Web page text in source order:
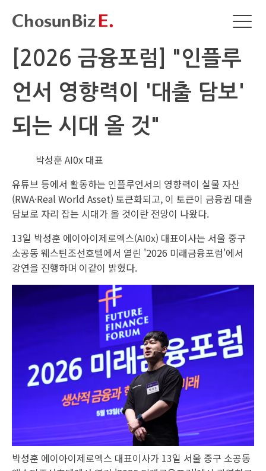
[2026 금융포럼] "인플루
언서 영향력이 '대출 담보'
되는 시대 올 것"
박성훈 AI0x 대표
유튜브 등에서 활동하는 인플루언서의 영향력이 실물 자산
(RWA·Real World Asset) 토큰화되고, 이 토큰이 금융권 대출
담보로 자리 잡는 시대가 올 것이란 전망이 나왔다.
13일 박성훈 에이아이제로엑스(AI0x) 대표이사는 서울 중구
소공동 웨스틴조선호텔에서 열린 '2026 미래금융포럼'에서
강연을 진행하며 이같이 밝혔다.
박성훈 에이아이제로엑스 대표이사가 13일 서울 중구 소공동